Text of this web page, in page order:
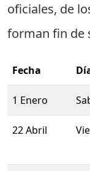
oficiales, de
forman fin de
Fecha
1 Enero
22 Abril